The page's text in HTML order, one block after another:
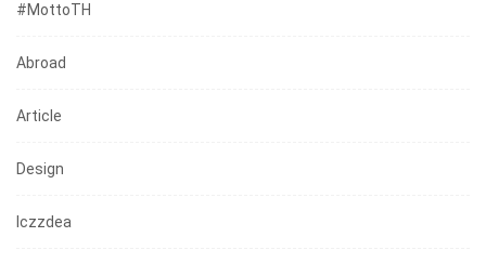
#mottoTH
Abroad
Article
Design
Iczzdea